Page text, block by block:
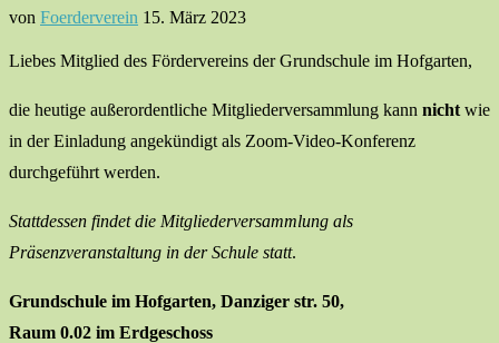
von Foerderverein 15. März 2023
Liebes Mitglied des Fördervereins der Grundschule im Hofgarten,
die heutige außerordentliche Mitgliederversammlung kann nicht wie
in der Einladung angekündigt als Zoom-Video-Konferenz
durchgeführt werden.
Stattdessen findet die Mitgliederversammlung als
Präsenzveranstaltung in der Schule statt.
Grundschule im Hofgarten, Danziger str. 50,
Raum 0.02 im Erdgeschoss